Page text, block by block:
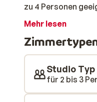
zu 4 Personen
österreichische
Dampfbad. Nach
Mehr lesen
Studio Typ
für 2 bis 3